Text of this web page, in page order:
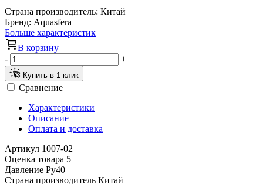
Страна производитель: Китай
Бренд: Aquasfera
Больше характеристик
В корзину
-
+
Купить в 1 клик
Сравнение
Характеристики
Описание
Оплата и доставка
Артикул 1007-02
Оценка товара 5
Давление Ру40
Страна производитель Китай